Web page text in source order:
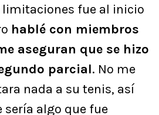
limitaciones fue al inicio
hablé con miembros
aseguran que se hizo
parcial. No me
nada a su tenis, así
sería algo que fue